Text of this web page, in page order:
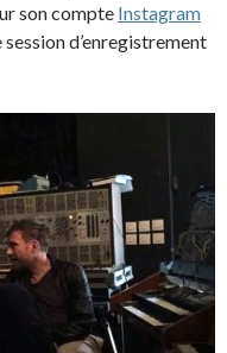
son compte Instagram
d’enregistrement